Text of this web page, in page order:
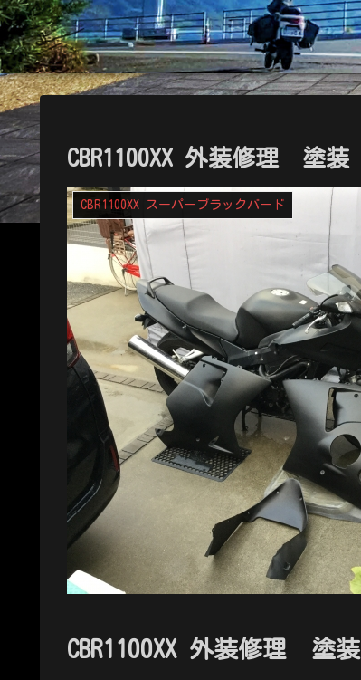
CBR1100XX 外装修理 塗装
CBR1100XX スーパーブラックバード
CBR1100XX 外装修理 塗装